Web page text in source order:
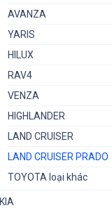
AVANZA
YARIS
HILUX
RAV4
VENZA
HIGHLANDER
LAND CRUISER
LAND CRUISER PRADO
TOYOTA loại khác
KIA